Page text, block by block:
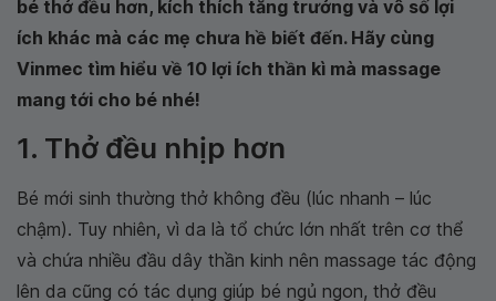
bé thở đều hơn, kích thích tăng trưởng và vô số lợi
ích khác mà các mẹ chưa hề biết đến. Hãy cùng
Vinmec tìm hiểu về 10 lợi ích thần kì mà massage
mang tới cho bé nhé!
1. Thở đều nhịp hơn
Bé mới sinh thường thở không đều (lúc nhanh – lúc
chậm). Tuy nhiên, vì da là tổ chức lớn nhất trên cơ thể
và chứa nhiều đầu dây thần kinh nên massage tác động
lên da cũng có tác dụng giúp bé ngủ ngon, thở đều